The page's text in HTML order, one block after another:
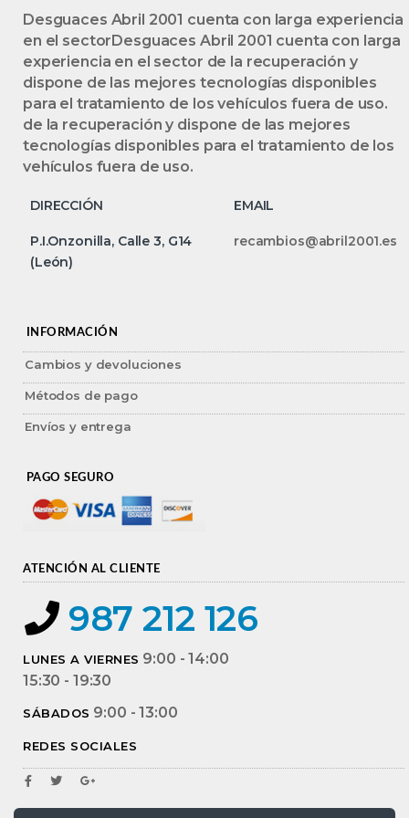
Desguaces Abril 2001 cuenta con larga experiencia
en el sectorDesguaces Abril 2001 cuenta con larga
experiencia en el sector de la recuperación y
dispone de las mejores tecnologías disponibles
para el tratamiento de los vehículos fuera de uso.
de la recuperación y dispone de las mejores
tecnologías disponibles para el tratamiento de los
vehículos fuera de uso.
DIRECCIÓN EMAIL
P.I.Onzonilla, Calle 3, G14
(León)
recambios@abril2001.es
INFORMACIÓN
Cambios y devoluciones
Métodos de pago
Envíos y entrega
PAGO SEGURO
ATENCIÓN AL CLIENTE
987 212 126
LUNES A VIERNES 9:00 - 14:00
15:30 - 19:30
SÁBADOS 9:00 - 13:00
REDES SOCIALES